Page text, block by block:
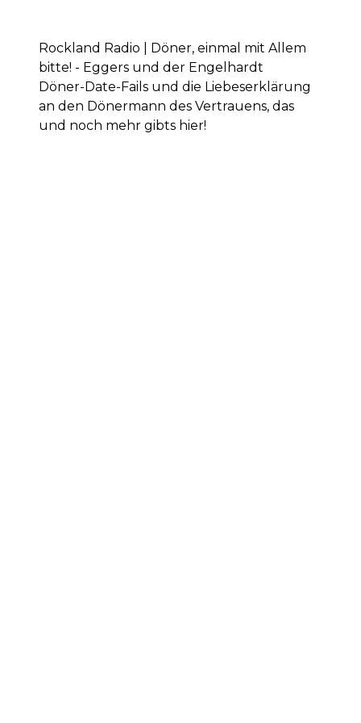
Rockland Radio | Döner, einmal mit Allem
bitte! - Eggers und der Engelhardt
Döner-Date-Fails und die Liebeserklärung
an den Dönermann des Vertrauens, das
und noch mehr gibts hier!